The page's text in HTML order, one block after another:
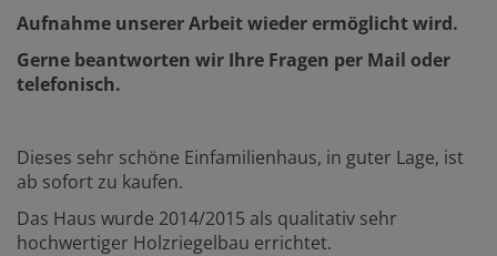
Aufnahme unserer Arbeit wieder ermöglicht wird.
Gerne beantworten wir Ihre Fragen per Mail oder
telefonisch.
Dieses sehr schöne Einfamilienhaus, in guter Lage, ist
ab sofort zu kaufen.
Das Haus wurde 2014/2015 als qualitativ sehr
hochwertiger Holzriegelbau errichtet.